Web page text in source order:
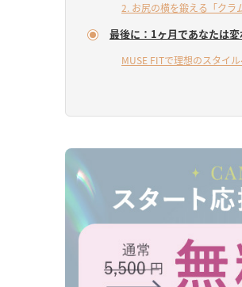
2. お尻の横を鍛える「クラ
最後に：1ヶ月であなたは変
MUSE FITで理想のスタイ